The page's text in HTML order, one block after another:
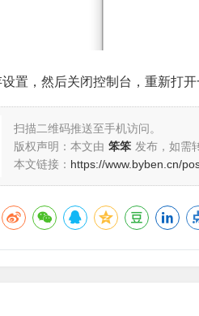
置，然后关闭控制台，重新打
扫描二维码推送至手机访问。
版权声明：本文由 笨笨 发布，如需
本文链接： https://www.byben.cn/